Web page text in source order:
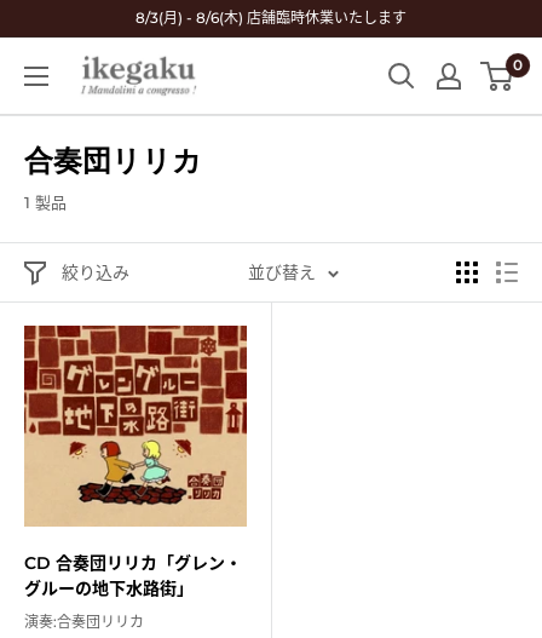
ン
プ
8/3(月) - 8/6(木) 店舗臨時休業いたします
Mandolin
&
Shop
0
合奏団リリカ
1 製品
絞り込み 並び替え
CD 合奏団リリカ「グレン・
グルーの地下水路街」
演奏:合奏団リリカ